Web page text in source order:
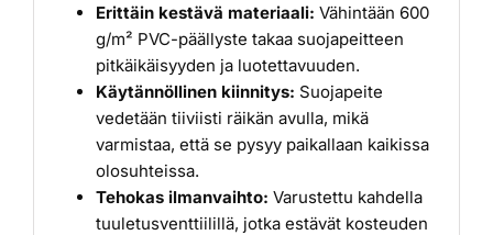
Erittäin kestävä materiaali: Vähintään 600
g/m² PVC-päällyste takaa suojapeitteen
pitkäikäisyyden ja luotettavuuden.
Käytännöllinen kiinnitys: Suojapeite
vedetään tiiviisti räikän avulla, mikä
varmistaa, että se pysyy paikallaan kaikissa
olosuhteissa.
Tehokas ilmanvaihto: Varustettu kahdella
tuuletusventtiilillä, jotka estävät kosteuden